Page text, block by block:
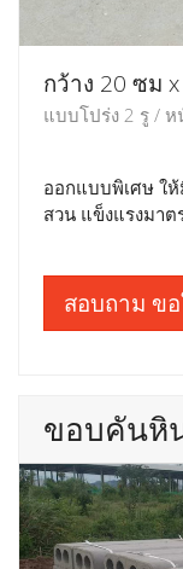
กว้าง 20 ซม
แบบโปร่ง 2 รู /
ออกแบบพิเศษ ใ
สวน แข็งแรงมาต
สอบถาม ข
ขอบคันหิ